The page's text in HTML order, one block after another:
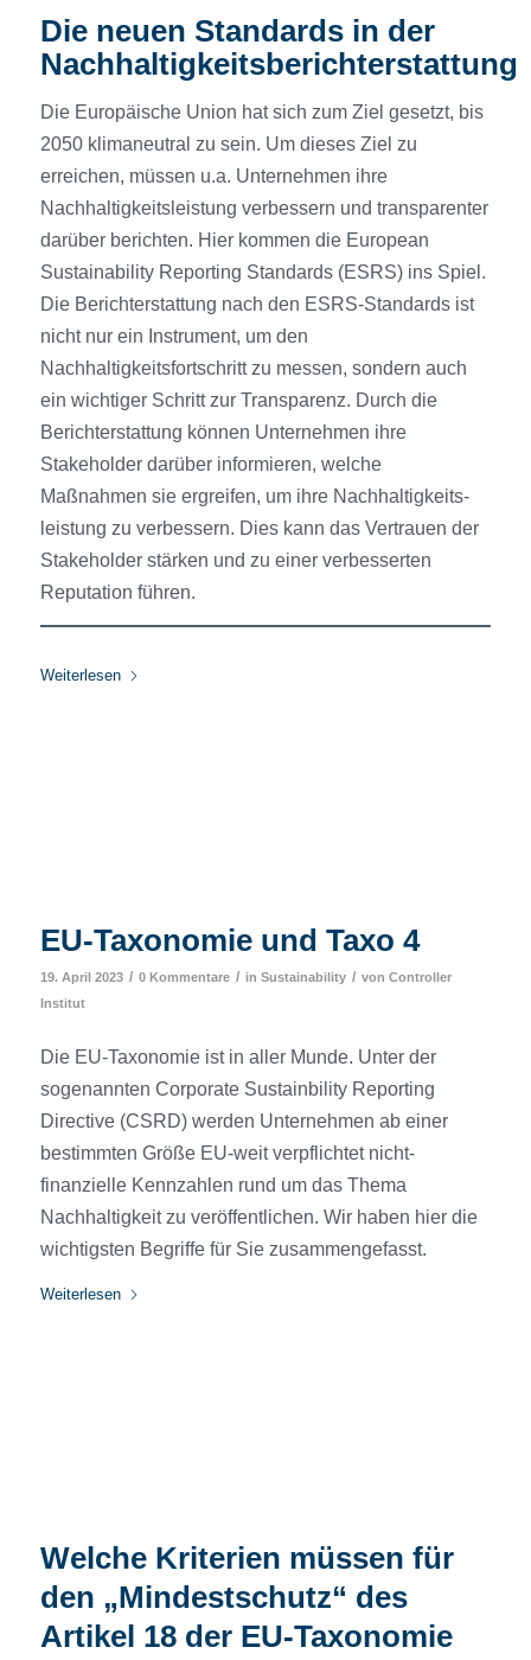
Die neuen Standards in der
Nachhaltigkeitsberichterstattung
Die Europäische Union hat sich zum Ziel gesetzt, bis
2050 klimaneutral zu sein. Um dieses Ziel zu
erreichen, müssen u.a. Unternehmen ihre
Nachhaltigkeits­leistung verbessern und transparenter
darüber berichten. Hier kommen die European
Sustainability Reporting Standards (ESRS) ins Spiel.
Die Berichterstattung nach den ESRS-Standards ist
nicht nur ein Instrument, um den
Nachhaltigkeitsfortschritt zu messen, sondern auch
ein wichtiger Schritt zur Transparenz. Durch die
Berichterstattung können Unternehmen ihre
Stakeholder darüber informieren, welche
Maßnahmen sie ergreifen, um ihre Nachhaltigkeits­
leistung zu verbessern. Dies kann das Vertrauen der
Stakeholder stärken und zu einer verbesserten
Reputation führen.
Weiterlesen
EU-Taxonomie und Taxo 4
19. April 2023 / 0 Kommentare / in Sustainability / von Controller
Institut
Die EU-Taxonomie ist in aller Munde. Unter der
sogenannten Corporate Sustainbility Reporting
Directive (CSRD) werden Unternehmen ab einer
bestimmten Größe EU-weit verpflichtet nicht-
finanzielle Kennzahlen rund um das Thema
Nachhaltigkeit zu veröffentlichen. Wir haben hier die
wichtigsten Begriffe für Sie zusammengefasst.
Weiterlesen
Welche Kriterien müssen für
den „Mindestschutz“ des
Artikel 18 der EU-Taxonomie